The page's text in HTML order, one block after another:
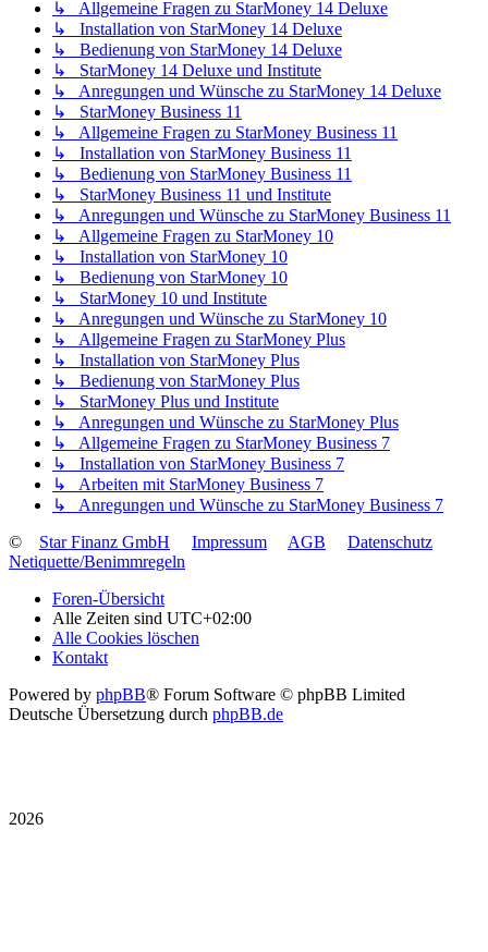
↳ Allgemeine Fragen zu StarMoney 14 Deluxe
↳ Installation von StarMoney 14 Deluxe
↳ Bedienung von StarMoney 14 Deluxe
↳ StarMoney 14 Deluxe und Institute
↳ Anregungen und Wünsche zu StarMoney 14 Deluxe
↳ StarMoney Business 11
↳ Allgemeine Fragen zu StarMoney Business 11
↳ Installation von StarMoney Business 11
↳ Bedienung von StarMoney Business 11
↳ StarMoney Business 11 und Institute
↳ Anregungen und Wünsche zu StarMoney Business 11
↳ Allgemeine Fragen zu StarMoney 10
↳ Installation von StarMoney 10
↳ Bedienung von StarMoney 10
↳ StarMoney 10 und Institute
↳ Anregungen und Wünsche zu StarMoney 10
↳ Allgemeine Fragen zu StarMoney Plus
↳ Installation von StarMoney Plus
↳ Bedienung von StarMoney Plus
↳ StarMoney Plus und Institute
↳ Anregungen und Wünsche zu StarMoney Plus
↳ Allgemeine Fragen zu StarMoney Business 7
↳ Installation von StarMoney Business 7
↳ Arbeiten mit StarMoney Business 7
↳ Anregungen und Wünsche zu StarMoney Business 7
©
Star Finanz GmbH Impressum AGB
Datenschutz
Netiquette/Benimmregeln
Foren-Übersicht
Alle Zeiten sind UTC+02:00
Alle Cookies löschen
Kontakt
Powered by phpBB® Forum Software © phpBB Limited
Deutsche Übersetzung durch phpBB.de
2026